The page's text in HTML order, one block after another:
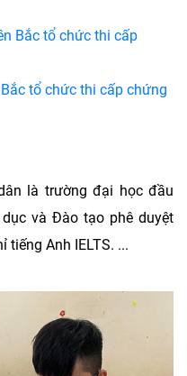
tổ chức thi cấp chứng
là trường đại học đầu
và Đào tạo phê duyệt
tiếng Anh IELTS. ...